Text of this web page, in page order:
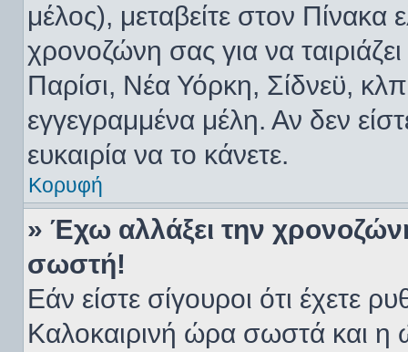
μέλος), μεταβείτε στον Πίνακα
χρονοζώνη σας για να
Παρίσι, Νέα Υόρκη, Σίδνεϋ,
εγγεγραμμένα μέλη. Αν δεν
ευκαιρία να το κάνετε.
Κορυφή
» Έχω αλλάξει την
σωστή!
Εάν είστε σίγουροι ότι έχετε
Καλοκαιρινή ώρα σωστά και η